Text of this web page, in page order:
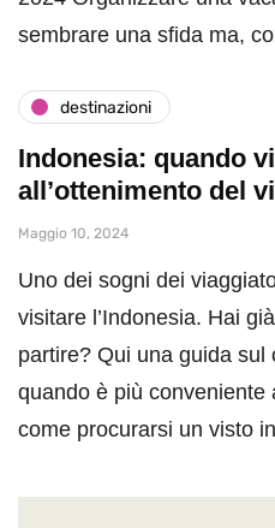
sembrare una sfida ma,
destinazioni
Indonesia: quando
all’ottenimento del
Maggio 10, 2024
Uno dei sogni dei
visitare l’Indonesia. Hai
partire? Qui una guida sul
quando è più conveniente
come procurarsi un visto